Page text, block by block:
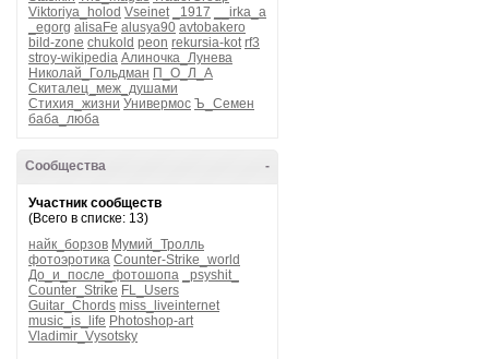
Viktoriya_holod Vseinet _1917
__irka_a
_egorg alisaFe alusya90 avtobakero
bild-zone chukold peon rekursia-kot rf3
stroy-wikipedia Алиночка_Лунева
Николай_Гольдман П_О_Л_А
Скиталец_меж_душами
Стихия_жизни Универмос Ъ_Семен
баба_люба
-
Сообщества
Участник сообществ
(Всего в списке: 13)
найк_борзов Мумий_Тролль
фотоэротика Counter-Strike_world
До_и_после_фотошопа
_psyshit_
Counter_Strike FL_Users
Guitar_Chords miss_liveinternet
music_is_life Photoshop-art
Vladimir_Vysotsky